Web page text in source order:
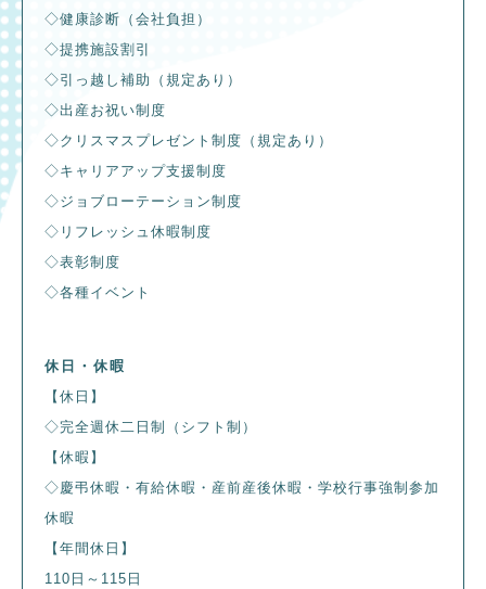
◇健康診断（会社負担）
◇提携施設割引
◇引っ越し補助（規定あり）
◇出産お祝い制度
◇クリスマスプレゼント制度（規定あり）
◇キャリアアップ支援制度
◇ジョブローテーション制度
◇リフレッシュ休暇制度
◇表彰制度
◇各種イベント
休日・休暇
【休日】
◇完全週休二日制（シフト制）
【休暇】
◇慶弔休暇・有給休暇・産前産後休暇・学校行事強制参加
休暇
【年間休日】
110日～115日